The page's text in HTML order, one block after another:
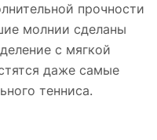
прочности
молнии сделаны
с мягкой
даже самые
тенниса.